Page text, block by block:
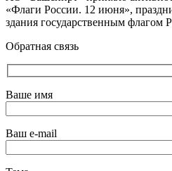
«Флаги России. 12 июня»,
здания государственным флагом
Обратная связь
Ваше имя
Ваш e-mail